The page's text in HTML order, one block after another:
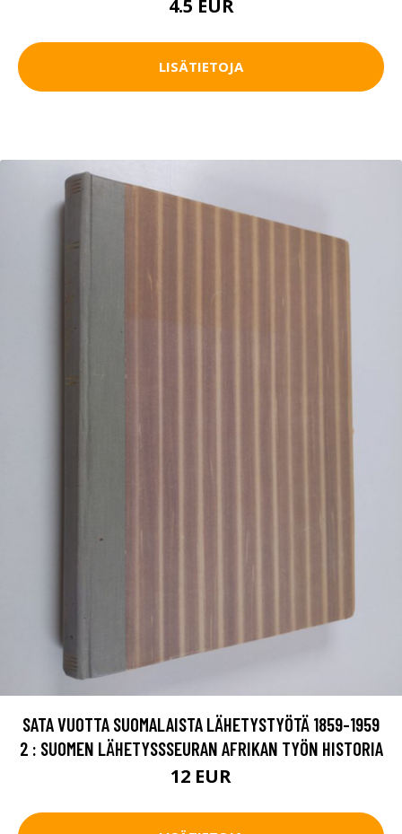
4.5 EUR
LISÄTIETOJA
SATA VUOTTA SUOMALAISTA LÄHETYSTYÖTÄ 1859-1959
2 : SUOMEN LÄHETYSSSEURAN AFRIKAN TYÖN HISTORIA
12 EUR